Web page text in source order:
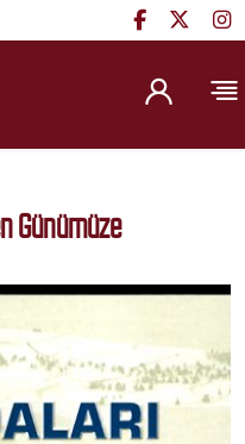
Günümüze